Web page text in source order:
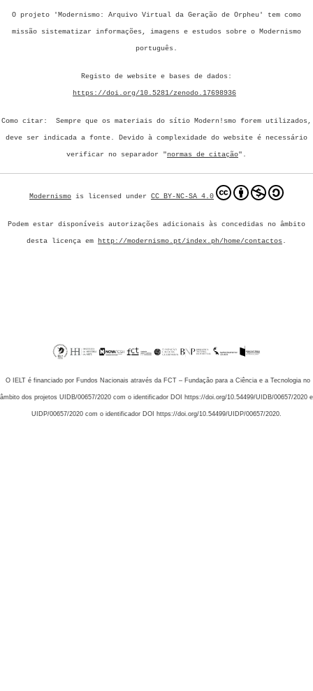
O projeto 'Modernismo: Arquivo Virtual da Geração de Orpheu' tem como
missão sistematizar informações, imagens e estudos sobre o Modernismo
português.
Registo de website e bases de dados:
https://doi.org/10.5281/zenodo.17698936
Como citar: Sempre que os materiais do sítio Modern!smo forem utilizados,
deve ser indicada a fonte. Devido à complexidade do website é necessário
verificar no separador "normas de citação".
Modernismo is licensed under CC BY-NC-SA 4.0
Podem estar disponíveis autorizações adicionais às concedidas no âmbito
desta licença em http://modernismo.pt/index.ph/home/contactos .
O IELT é financiado por Fundos Nacionais através da FCT – Fundação para a Ciência e a Tecnologia no
âmbito dos projetos UIDB/00657/2020 com o identificador DOI https://doi.org/10.54499/UIDB/00657/2020 e
UIDP/00657/2020 com o identificador DOI https://doi.org/10.54499/UIDP/00657/2020.